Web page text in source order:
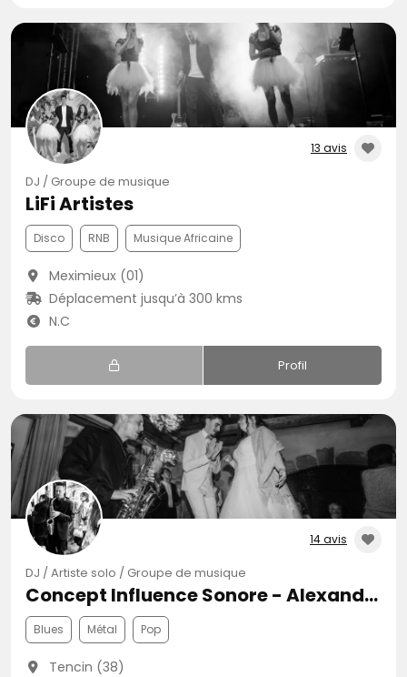
13 avis
DJ / Groupe de musique
LiFi Artistes
Disco RNB Musique Africaine
Meximieux (01)
Déplacement jusqu’à 300 kms
N.C
Profil
14 avis
DJ / Artiste solo / Groupe de musique
Concept Influence Sonore - Alexandre Buczek
Blues Métal Pop
Tencin (38)